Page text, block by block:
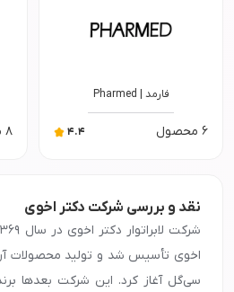
6 محصول 4.4
فارمد |
Pharmed
8
نقد و بررسی شرکت دکتر اخوی
اخوی تأسیس شد و تولید محصولات
سی‌گل آغاز کرد. این شرکت بعدها